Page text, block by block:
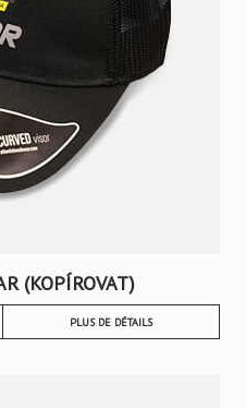
(KOPÍROVAT)
PLUS DE DÉTAILS